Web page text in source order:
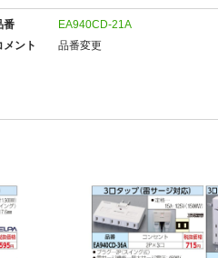
番
EA940CD-21A
メント
品番変更